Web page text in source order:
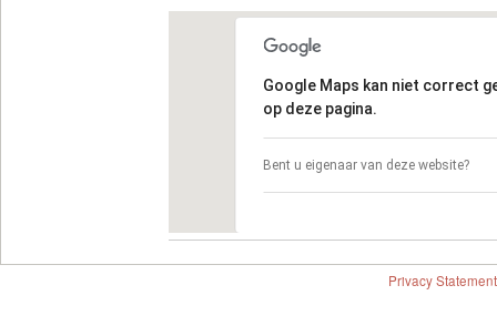
Google Maps kan niet correct
op deze pagina.
Bent u eigenaar van deze website?
Privacy Statement